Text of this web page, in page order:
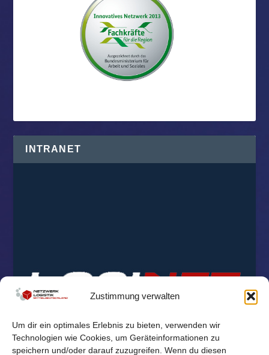
Zustimmung verwalten
Um dir ein optimales Erlebnis zu bieten, verwenden wir
Technologien wie Cookies, um Geräteinformationen zu
speichern und/oder darauf zuzugreifen. Wenn du diesen
INTRANET